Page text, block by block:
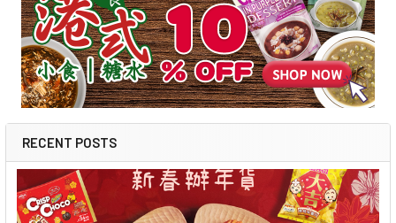
RECENT POSTS